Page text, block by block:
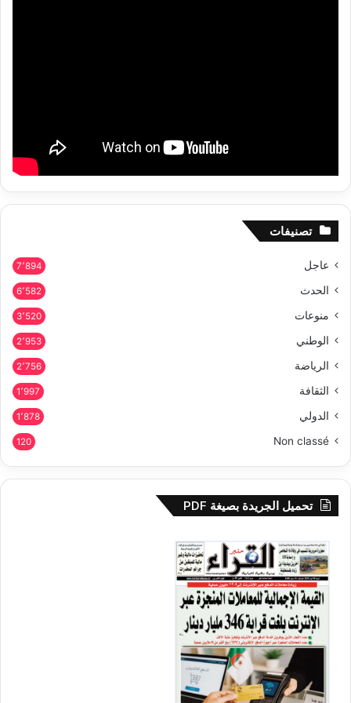
تصنيفات
عاجل 7٬894
الحدث 6٬582
منوعات 3٬520
الوطني 2٬953
الرياضة 2٬756
الثقافة 1٬997
الدولي 1٬878
Non classé
120
تحميل الجريدة بصيغة PDF